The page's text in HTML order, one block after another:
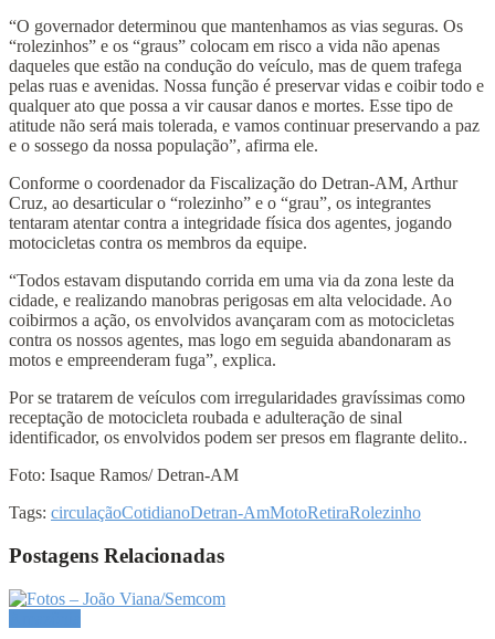
“O governador determinou que mantenhamos as vias seguras. Os
“rolezinhos” e os “graus” colocam em risco a vida não apenas
daqueles que estão na condução do veículo, mas de quem trafega
pelas ruas e avenidas. Nossa função é preservar vidas e coibir todo e
qualquer ato que possa a vir causar danos e mortes. Esse tipo de
atitude não será mais tolerada, e vamos continuar preservando a paz
e o sossego da nossa população”, afirma ele.
Conforme o coordenador da Fiscalização do Detran-AM, Arthur
Cruz, ao desarticular o “rolezinho” e o “grau”, os integrantes
tentaram atentar contra a integridade física dos agentes, jogando
motocicletas contra os membros da equipe.
“Todos estavam disputando corrida em uma via da zona leste da
cidade, e realizando manobras perigosas em alta velocidade. Ao
coibirmos a ação, os envolvidos avançaram com as motocicletas
contra os nossos agentes, mas logo em seguida abandonaram as
motos e empreenderam fuga”, explica.
Por se tratarem de veículos com irregularidades gravíssimas como
receptação de motocicleta roubada e adulteração de sinal
identificador, os envolvidos podem ser presos em flagrante delito..
Foto: Isaque Ramos/ Detran-AM
Tags: circulaçãoCotidianoDetran-AmMotoRetiraRolezinho
Postagens Relacionadas